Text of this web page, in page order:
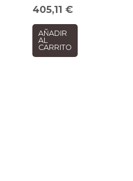
405,11€
AÑADIR
AL
CARRITO